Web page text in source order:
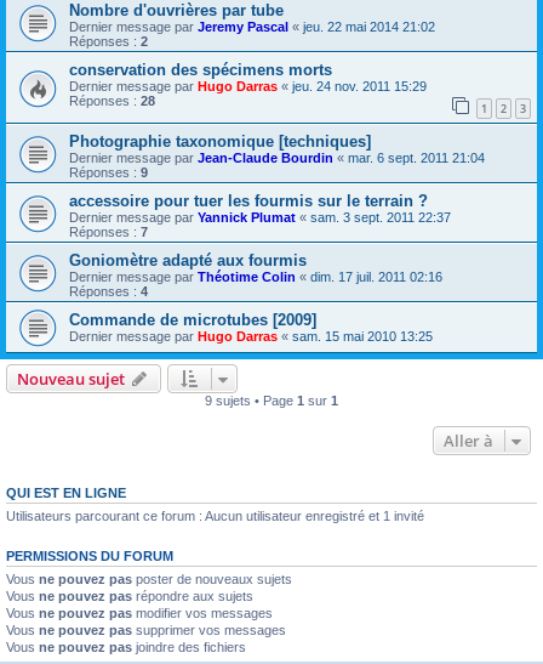
Nombre d'ouvrières par tube
Dernier message par Jeremy Pascal « jeu. 22 mai 2014 21:02
Réponses : 2
conservation des spécimens morts
Dernier message par Hugo Darras « jeu. 24 nov. 2011 15:29
Réponses : 28 1 2 3
Photographie taxonomique [techniques]
Dernier message par Jean-Claude Bourdin « mar. 6 sept. 2011 21:04
Réponses : 9
accessoire pour tuer les fourmis sur le terrain ?
Dernier message par Yannick Plumat « sam. 3 sept. 2011 22:37
Réponses : 7
Goniomètre adapté aux fourmis
Dernier message par Théotime Colin « dim. 17 juil. 2011 02:16
Réponses : 4
Commande de microtubes [2009]
Dernier message par Hugo Darras « sam. 15 mai 2010 13:25
Nouveau sujet
9 sujets • Page 1 sur 1
Aller à
QUI EST EN LIGNE
Utilisateurs parcourant ce forum : Aucun utilisateur enregistré et 1 invité
PERMISSIONS DU FORUM
Vous ne pouvez pas poster de nouveaux sujets
Vous ne pouvez pas répondre aux sujets
Vous ne pouvez pas modifier vos messages
Vous ne pouvez pas supprimer vos messages
Vous ne pouvez pas joindre des fichiers